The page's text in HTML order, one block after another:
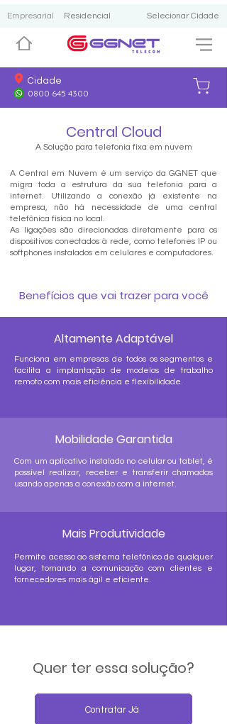
Empresarial Residencial Selecionar Cidade
Cidade
0800 645 4300
Central Cloud
A Solução para telefonia fixa em nuvem
A Central em Nuvem é um serviço da GGNET que
migra toda a estrutura da sua telefonia para a
internet. Utilizando a conexão já existente na
empresa, não há necessidade de uma central
telefônica física no local.
As ligações são direcionadas diretamente para os
dispositivos conectados à rede, como telefones IP ou
softphones instalados em celulares e computadores.
Benefícios que vai trazer para você
Altamente Adaptável
Funciona em empresas de todos os segmentos e
facilita a implantação de modelos de trabalho
remoto com mais eficiência e flexibilidade.
Mobilidade Garantida
Com um aplicativo instalado no celular ou tablet, é
possível realizar, receber e transferir chamadas
usando apenas a conexão com a internet.
Mais Produtividade
Permite acesso ao sistema telefônico de qualquer
lugar, tornando a comunicação com clientes e
fornecedores mais ágil e eficiente.
Quer ter essa solução?
Contratar Já